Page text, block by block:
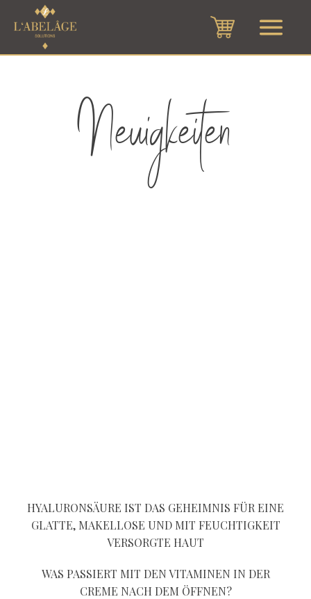
Neuigkeiten
HYALURONSÄURE IST DAS GEHEIMNIS FÜR EINE
GLATTE, MAKELLOSE UND MIT FEUCHTIGKEIT
VERSORGTE HAUT
WAS PASSIERT MIT DEN VITAMINEN IN DER
CREME NACH DEM ÖFFNEN?